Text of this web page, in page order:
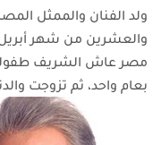
ولد الفنان والممثل
مصر عاش الشريف
بعام واحد، ثم تزوجت